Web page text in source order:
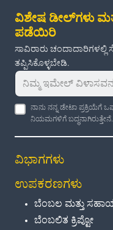
ವಿಶೇಷ ಡೀಲ್‌ಗಳು
ಪಡೆಯಿರಿ
ಸಾವಿರಾರು ಚಂದಾದಾರಿಗಳಲ್ಲಿ
ತಪ್ಪಿಸಿಕೊಳ್ಳಬೇಡಿ.
ನಾನು ನನ್ನ ಡೇಟಾ ಪ್ರಕ್ರಿಯೆಗೆ
ನಿಯಮಗಳಿಗೆ ಬದ್ಧನಾಗಿರುತ್ತೇನೆ.
ವಿಭಾಗಗಳು
ಉಪಕರಣಗಳು
ಬೆಂಬಲ ಮತ್ತು
ಬೆಂಬಲಿತ ಕ್ರಿಪ್ಟೋ